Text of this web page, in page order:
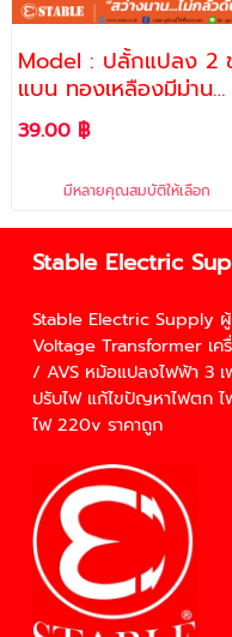
Model : ปลั้กแปลง 2
แบน ทองเหลืองมีม่าน
"Bewon"
39.00 ฿
มีหลายคุณสมบัติให้เลือก
Stable Electric
Stable Electric Supply
Voltage Transformer เ
/ AVS หม้อแปลงไฟฟ้า 3
ปรับไฟแก้ไขปัญหาไฟตก
ไฟ 220v ราคาถูก